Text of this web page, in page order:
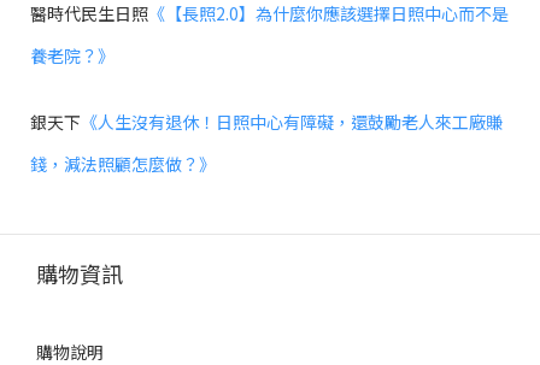
醫時代民生日照 《【長照2.0】為什麼你應該選擇日照中心而不是
養老院？》
銀天下 《人生沒有退休！日照中心有障礙，還鼓勵老人來工廠賺
錢，減法照顧怎麼做？》
購物資訊
購物說明